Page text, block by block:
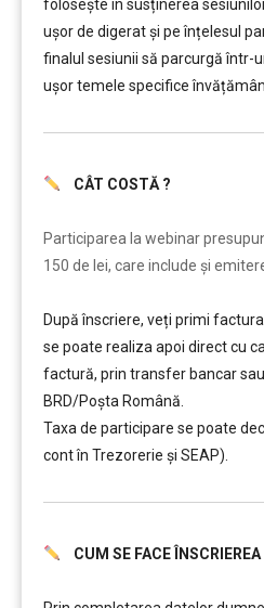
folosește în susținerea
ușor de digerat și pe înțelesul
finalul sesiunii să parcurgă într-
ușor temele specifice
CÂT COSTĂ ?
Participarea la webinar
150 de lei, care include şi
După înscriere, veți primi
se poate realiza apoi direct cu
factură, prin transfer bancar
BRD/Poșta Română.
Taxa de participare se poate
cont în Trezorerie și SEAP).
CUM SE FACE ÎNSCRIEREA